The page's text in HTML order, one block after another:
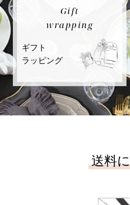
Gift
wrapping
ギフト
ラッピング
送料